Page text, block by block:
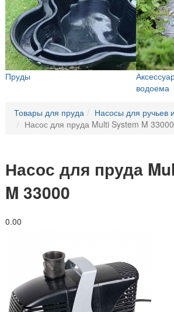
Пруды
водоема
Товары для пруда
Насосы для ручьев
Насос для пруда Multi System M 33000
Насос для пруда
M 33000
0.00